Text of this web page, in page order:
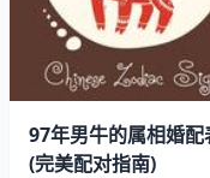
善良、有耐心，喜欢
察力和判断力，能够
内向，不喜欢过多的
二、创业需求
97年男牛的属相婚配
(完美配对指南)